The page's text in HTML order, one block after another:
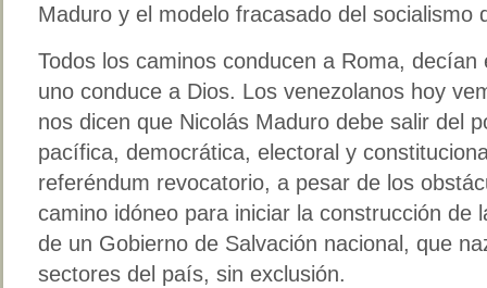
Maduro y el modelo fracasado del socialismo
Todos los caminos conducen a Roma,
uno conduce a Dios. Los venezolanos hoy
nos dicen que Nicolás Maduro debe salir del
pacífica, democrática, electoral y
referéndum revocatorio, a pesar de los
camino idóneo para iniciar la construcción de
de un Gobierno de Salvación nacional, que
sectores del país, sin exclusión.